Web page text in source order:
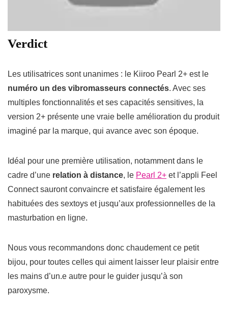
Verdict
Les utilisatrices sont unanimes : le Kiiroo Pearl 2+ est le
numéro un des vibromasseurs connectés. Avec ses
multiples fonctionnalités et ses capacités sensitives, la
version 2+ présente une vraie belle amélioration du produit
imaginé par la marque, qui avance avec son époque.
Idéal pour une première utilisation, notamment dans le
cadre d’une relation à distance, le Pearl 2+ et l’appli Feel
Connectsauront convaincre et satisfaire également les
habituées des sextoys et jusqu’aux professionnelles de la
masturbation en ligne.
Nous vous recommandons donc chaudement ce petit
bijou, pour toutes celles qui aiment laisser leur plaisir entre
les mains d’un.e autre pour le guider jusqu’à son
paroxysme.